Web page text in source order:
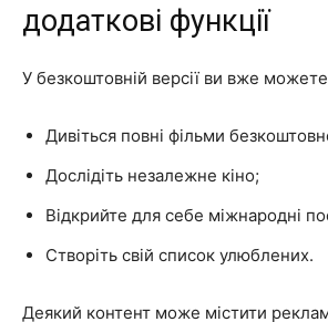
додаткові функції
У безкоштовній версії ви вже
Дивіться повні фільми
Дослідіть незалежне кіно;
Відкрийте для себе міжнародні
Створіть свій список улюблених.
Деякий контент може містити